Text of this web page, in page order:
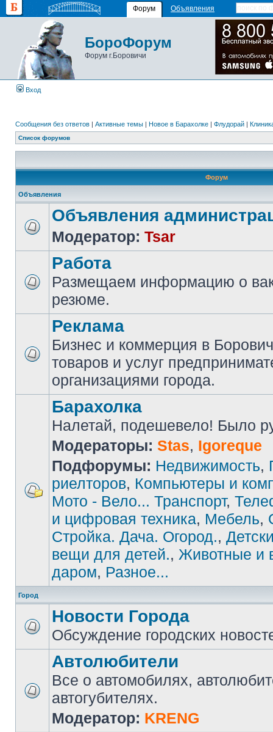
Форум Объявления
БороФорум
Форум г.Боровичи
Вход
Сообщения без ответов | Активные темы | Новое в Барахолке | Флудорай |
Список форумов
Форум
Объявления
Объявления
Модератор: Tsar
Работа
Размещаем информацию о
резюме.
Реклама
Бизнес и коммерция в
товаров и услуг
организациями города.
Барахолка
Налетай, подешевело! Было
Модераторы: Stas, Igoreque
Подфорумы: Недвижимость,
риелторов, Компьютеры и
Мото - Вело... Транспорт,
и цифровая техника, Мебель,
Стройка. Дача. Огород.,
вещи для детей., Животные и
даром, Разное...
Город
Новости Города
Обсуждение городских
Автолюбители
Все о автомобилях,
автогубителях.
Модератор: KRENG